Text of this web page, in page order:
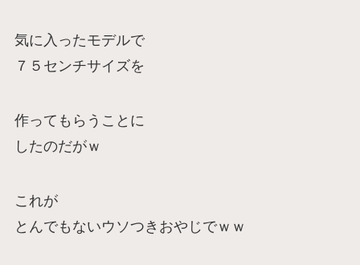
気に入ったモデルで
７５センチサイズを
作ってもらうことに
したのだがｗ
これが
とんでもないウソつきおやじでｗｗ